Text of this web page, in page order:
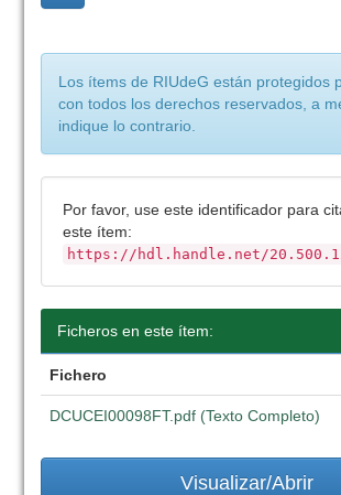
Los ítems de RIUdeG están protegidos
con todos los derechos reservados, a
indique lo contrario.
Por favor, use este identificador para
este ítem:
https://hdl.handle.net/
Ficheros en este ítem:
Fichero
DCUCEI00098FT.pdf (Texto Completo)
Visualizar/Abrir